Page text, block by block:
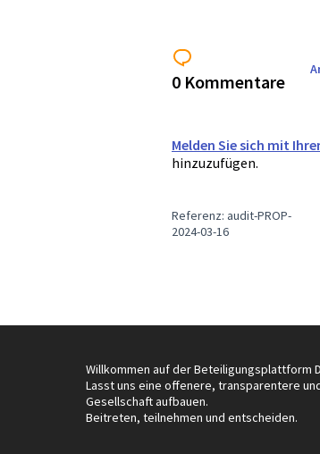
0 Kommentare
Melden Sie sich mit
hinzuzufügen.
Referenz: audit-PROP-
2024-03-16
Willkommen auf der Beteiligungsplattform
Lasst uns eine offenere, transparentere
Gesellschaft aufbauen.
Beitreten, teilnehmen und entscheiden.